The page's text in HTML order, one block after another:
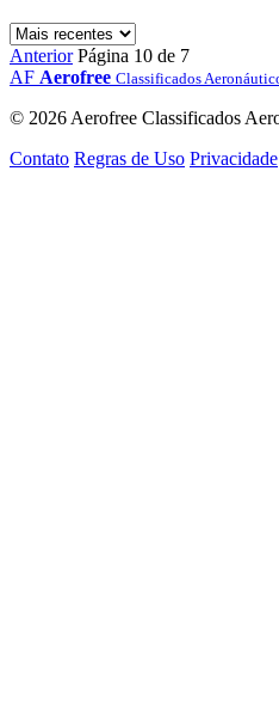
Anterior Página 10 de 7
AF Aerofree Classificados
© 2026 Aerofree Classificados
Contato Regras de Uso Privacidade